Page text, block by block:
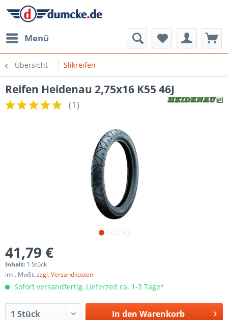
Menü
Übersicht Slikreifen
Reifen Heidenau 2,75x16 K55 46J
(1)
41,79 €
Inhalt: 1 Stück
inkl. MwSt.zzgl. Versandkosten
Sofort versandfertig, Lieferzeit ca. 1-3 Tage*
In den Warenkorb